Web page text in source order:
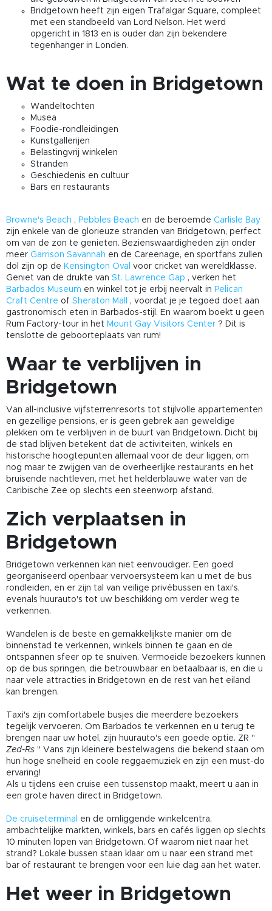
Bridgetown heeft zijn eigen Trafalgar Square, compleet
met een standbeeld van Lord Nelson. Het werd
opgericht in 1813 en is ouder dan zijn bekendere
tegenhanger in Londen.
Wat te doen in Bridgetown
Wandeltochten
Musea
Foodie-rondleidingen
Kunstgallerijen
Belastingvrij winkelen
Stranden
Geschiedenis en cultuur
Bars en restaurants
Browne's Beach , Pebbles Beach en de beroemde Carlisle Bay
zijn enkele van de glorieuze stranden van Bridgetown, perfect
om van de zon te genieten. Bezienswaardigheden zijn onder
meer Garrison Savannah en de Careenage, en sportfans zullen
dol zijn op de Kensington Oval voor cricket van wereldklasse.
Geniet van de drukte van St. Lawrence Gap , verken het
Barbados Museum en winkel tot je erbij neervalt in Pelican
Craft Centre of Sheraton Mall
, voordat je je tegoed doet aan
gastronomisch eten in Barbados-stijl. En waarom boekt u geen
Rum Factory-tour in het Mount Gay Visitors Center ? Dit is
tenslotte de geboorteplaats van rum!
Waar te verblijven in
Bridgetown
Van all-inclusive vijfsterrenresorts tot stijlvolle appartementen
en gezellige pensions, er is geen gebrek aan geweldige
plekken om te verblijven in de buurt van Bridgetown. Dicht bij
de stad blijven betekent dat de activiteiten, winkels en
historische hoogtepunten allemaal voor de deur liggen, om
nog maar te zwijgen van de overheerlijke restaurants en het
bruisende nachtleven, met het helderblauwe water van de
Caribische Zee op slechts een steenworp afstand.
Zich verplaatsen in
Bridgetown
Bridgetown verkennen kan niet eenvoudiger. Een goed
georganiseerd openbaar vervoersysteem kan u met de bus
rondleiden, en er zijn tal van veilige privébussen en taxi's,
evenals huurauto's tot uw beschikking om verder weg te
verkennen.
Wandelen is de beste en gemakkelijkste manier om de
binnenstad te verkennen, winkels binnen te gaan en de
ontspannen sfeer op te snuiven. Vermoeide bezoekers kunnen
op de bus springen, die betrouwbaar en betaalbaar is, en die u
naar vele attracties in Bridgetown en de rest van het eiland
kan brengen.
Taxi's zijn comfortabele busjes die meerdere bezoekers
tegelijk vervoeren. Om Barbados te verkennen en u terug te
brengen naar uw hotel, zijn huurauto's een goede optie. ZR "
Zed-Rs " Vans zijn kleinere bestelwagens die bekend staan om
hun hoge snelheid en coole reggaemuziek en zijn een must-do
ervaring!
Als u tijdens een cruise een tussenstop maakt, meert u aan in
een grote haven direct in Bridgetown.
De cruiseterminal
en de omliggende winkelcentra,
ambachtelijke markten, winkels, bars en cafés liggen op slechts
10 minuten lopen van Bridgetown. Of waarom niet naar het
strand? Lokale bussen staan klaar om u naar een strand met
bar of restaurant te brengen voor een luie dag aan het water.
Het weer in Bridgetown